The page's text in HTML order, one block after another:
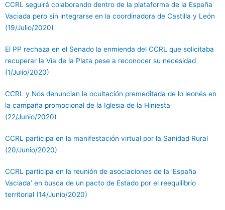
CCRL seguirá colaborando dentro de la plataforma de la España
Vaciada pero sin integrarse en la coordinadora de Castilla y León
(19/Julio/2020)
El PP rechaza en el Senado la enmienda del CCRL que solicitaba
recuperar la Vía de la Plata pese a reconocer su necesidad
(1/Julio/2020)
CCRL y Nós denuncian la ocultación premeditada de lo leonés en
la campaña promocional de la Iglesia de la Hiniesta
(22/Junio/2020)
CCRL participa en la manifestación virtual por la Sanidad Rural
(20/Junio/2020)
CCRL participa en la reunión de asociaciones de la ‘España
Vaciada’ en busca de un pacto de Estado por el reequilibrio
territorial (14/Junio/2020)